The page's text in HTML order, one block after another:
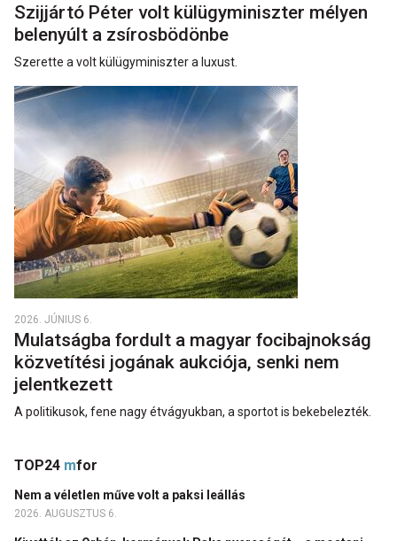
Szijjártó Péter volt külügyminiszter mélyen
belenyúlt a zsírosbödönbe
Szerette a volt külügyminiszter a luxust.
2026. JÚNIUS 6.
Mulatságba fordult a magyar focibajnokság
közvetítési jogának aukciója, senki nem
jelentkezett
A politikusok, fene nagy étvágyukban, a sportot is bekebelezték.
TOP24 mfor
Nem a véletlen műve volt a paksi leállás
2026. AUGUSZTUS 6.